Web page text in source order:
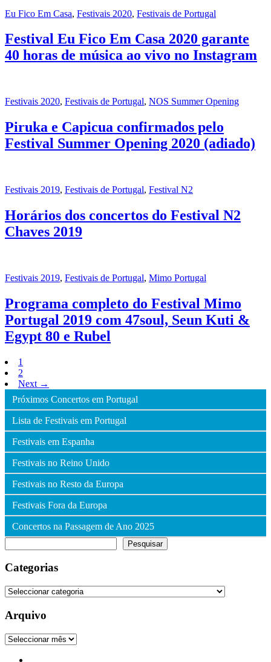
Eu Fico Em Casa, Festivais 2020, Festivais de Portugal
Festival Eu Fico Em Casa 2020 garante
40 horas de música ao vivo no Instagram
Festivais 2020, Festivais de Portugal, NOS Summer Opening
Piruka e Capicua confirmados pelo
Festival Summer Opening 2020 (adiado)
Festivais 2019, Festivais de Portugal, Festival N2
Horários dos concertos do Festival N2
Chaves 2019
Festivais 2019, Festivais de Portugal, Mimo Portugal
Programa completo do Festival Mimo
Portugal 2019 com 47soul, Seun Kuti &
Egypt 80 e Rubel
1
2
Next →
Próximos Concertos em Portugal
Lista de Festivais em Portugal
Festivais em Espanha
Festivais no Reino Unido
Festivais no Resto da Europa
Festivais Fora da Europa
Concertos na Passagem de Ano 2025
Pesquisar
Categorias
Categorias
Arquivo
Arquivo